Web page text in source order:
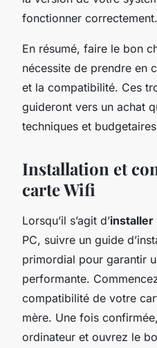
fonctionner correctement.
En résumé, faire le bon
nécessite de prendre en
et la compatibilité. Ces
guideront vers un achat
techniques et
Installation et
carte Wifi
Lorsqu’il s’agit d’installer
PC, suivre un guide
primordial pour garantir
performante.
compatibilité de votre
mère. Une fois
ordinateur et ouvrez le